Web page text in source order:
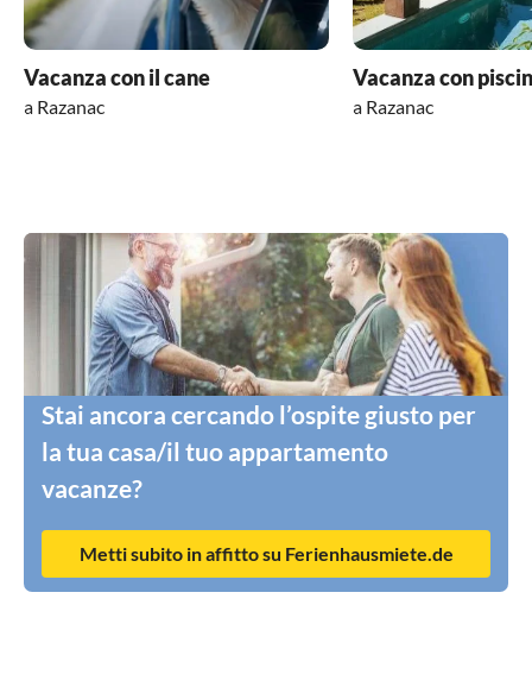
Vacanza con il cane
a Razanac
Vacanza con
a Razanac
Stai ancora cercando l’ospite giusto per
la tua casa/il tuo appartamento
vacanze?
Metti subito in affitto su Ferienhausmiete.de